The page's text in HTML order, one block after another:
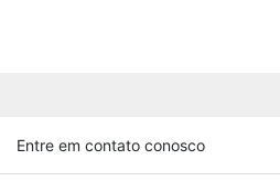
Entre em contato conosco